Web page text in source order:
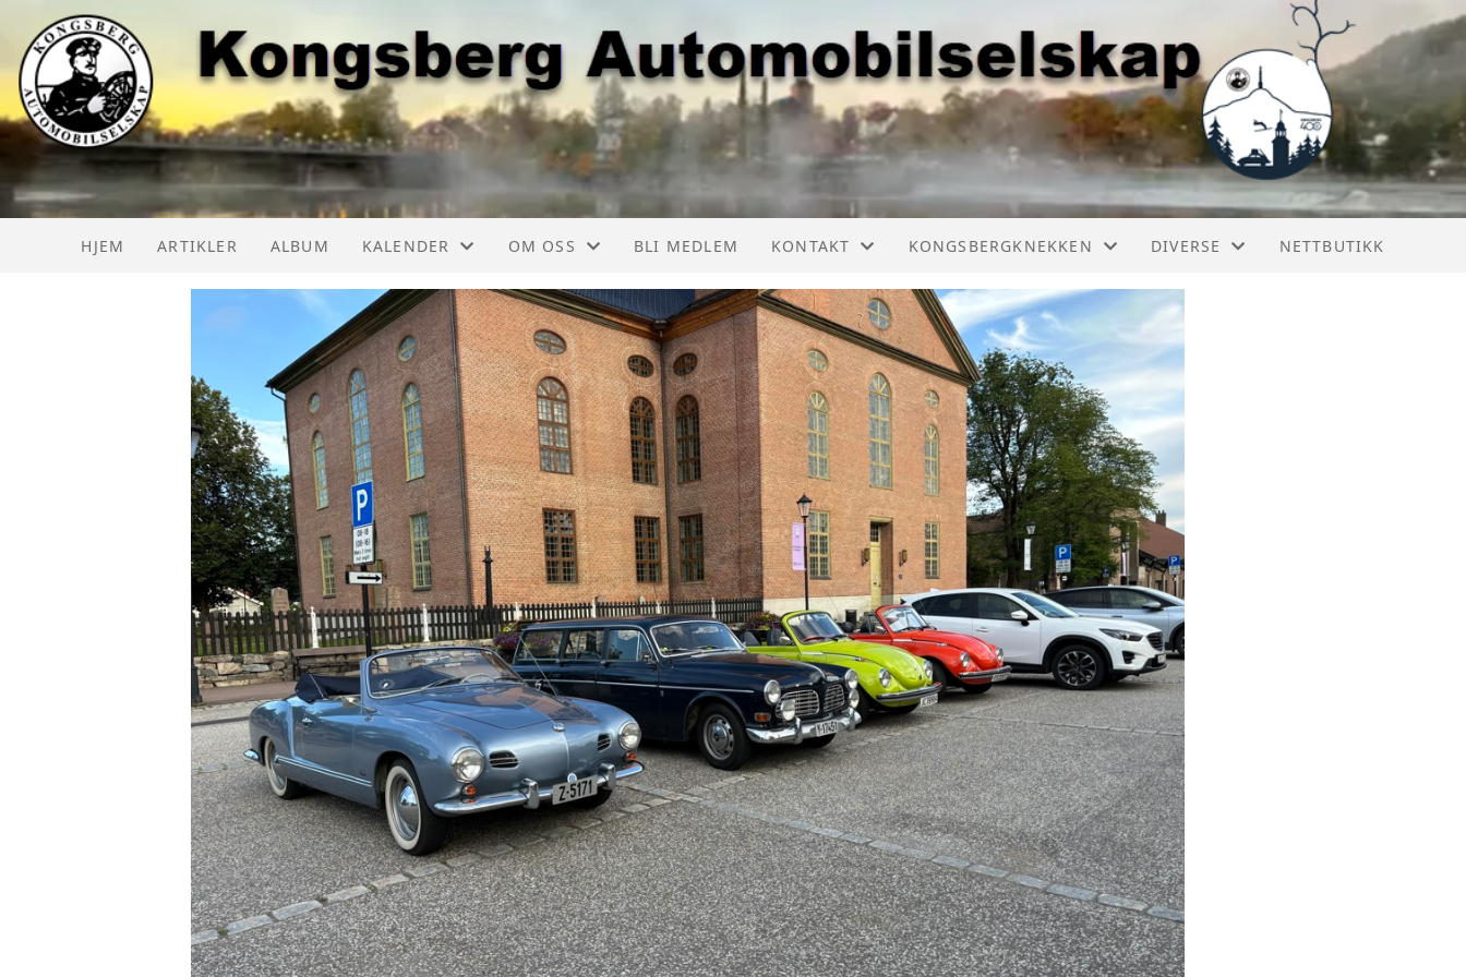
HJEM ARTIKLER ALBUM KALENDER
KAS AKTIVITETER, LISTE
KAS AKTIVITETSKALENDER
LMK AKTIVITETSKALENDER
BILTREFF NORGE
OM OSS
FORMÅL
AUTOMOBIL CHAUFFØREN
AKTIVITETER
OM NAVNET
VEDTEKTER
HISTORIE
BLI MEDLEM KONTAKT
KONTAKT
TURKOMITEE
KONGSBERGKNEKKEN
ÅRSSKRIFT
STYRET
KONGSBERGKNEKKEN
KONGSBERGKNEKKEN 2025
KONGSBERGKNEKKEN 2024
KONGSBERGKNEKKEN 2023
KONGSBERGKNEKKEN HISTORIE
DIVERSE
BILER I KONGSBERG
RESTAURERING
NETTBUTIKK